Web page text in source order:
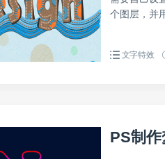
个图层，并
文字特效
PS制